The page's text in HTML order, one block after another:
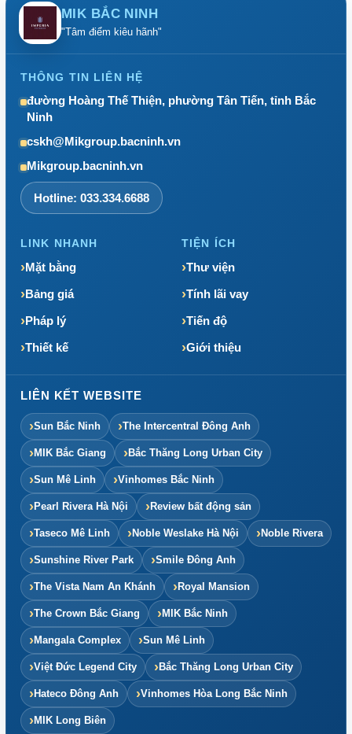
MIK BẮC NINH
"Tâm điểm kiêu hãnh"
THÔNG TIN LIÊN HỆ
đường Hoàng Thế Thiện, phường Tân Tiến, tỉnh Bắc
Ninh
cskh@Mikgroup.bacninh.vn
Mikgroup.bacninh.vn
Hotline: 033.334.6688
LINK NHANH
Mặt bằng
Bảng giá
Pháp lý
Thiết kế
TIỆN ÍCH
Thư viện
Tính lãi vay
Tiến độ
Giới thiệu
LIÊN KẾT WEBSITE
Sun Bắc Ninh The Intercentral Đông Anh
MIK Bắc Giang Bắc Thăng Long Urban City
Sun Mê Linh Vinhomes Bắc Ninh
Pearl Rivera Hà Nội Review bất động sản
Taseco Mê Linh Noble Weslake Hà Nội Noble Rivera
Sunshine River Park Smile Đông Anh
The Vista Nam An Khánh Royal Mansion
The Crown Bắc Giang MIK Bắc Ninh
Mangala Complex Sun Mê Linh
Việt Đức Legend City Bắc Thăng Long Urban City
Hateco Đông Anh Vinhomes Hòa Long Bắc Ninh
MIK Long Biên